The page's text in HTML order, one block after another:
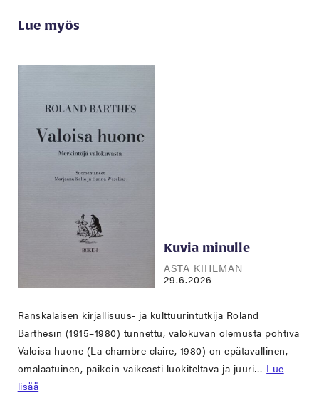
Lue myös
Kuvia minulle
ASTA KIHLMAN
29.6.2026
Ranskalaisen kirjallisuus- ja kulttuurintutkija Roland
Barthesin (1915–1980) tunnettu, valokuvan olemusta pohtiva
Valoisa huone (La chambre claire, 1980) on epätavallinen,
omalaatuinen, paikoin vaikeasti luokiteltava ja juuri… Lue
lisää